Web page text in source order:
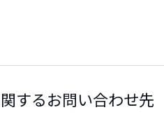
するお問い合わせ先